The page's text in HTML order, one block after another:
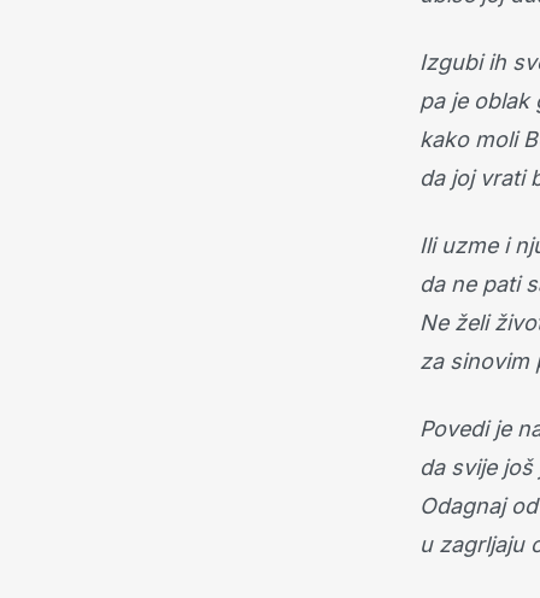
Izgubi ih
pa je oblak
kako moli
da joj vrati
Ili uzme i
da ne pati
Ne želi
za sinovim
Povedi je
da svije
Odagnaj
u zagrljaju